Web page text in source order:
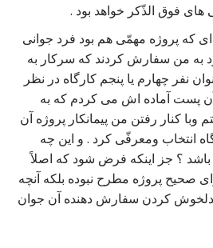
فوق الذّکر خواهد بود .
که پروژه مهمّی هم بود فرد جوانی
به من سفارش کردند که سرکار به
نفر چهارم یا پنجم کارگاه در نظر
پست آماده اش می کردم که به
وبا کنار رفتن من پیمانکار پروژه آن
انتخاب ومعرفّی کرد . و این چه
؟ جز اینکه فرض شود که اصلاً
صحیح پروژه مطرح نبوده بلکه آنچه
کردن سفارش دهنده آن جوان